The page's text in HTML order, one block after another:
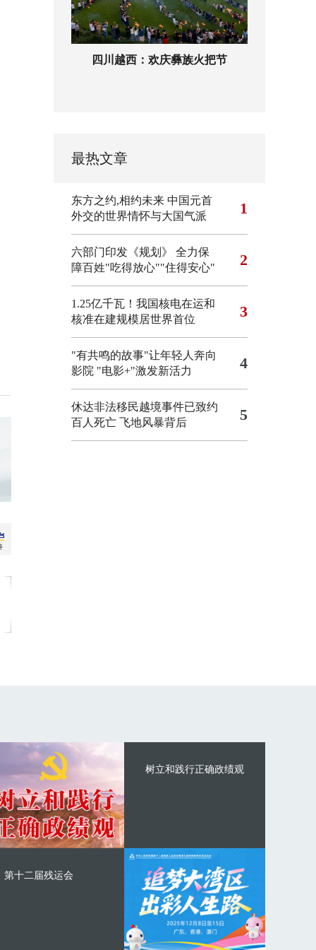
四川越西：欢庆彝族火把节
最热文章
东方之约,相约未来 中国元首
外交的世界情怀与大国气派
1
六部门印发《规划》 全力保
障百姓"吃得放心""住得安心"
2
1.25亿千瓦！我国核电在运和
核准在建规模居世界首位
3
"有共鸣的故事"让年轻人奔向
影院 "电影+"激发新活力 4
休达非法移民越境事件已致约
百人死亡 飞地风暴背后 5
树立和践行正确政绩观
第十二届残运会